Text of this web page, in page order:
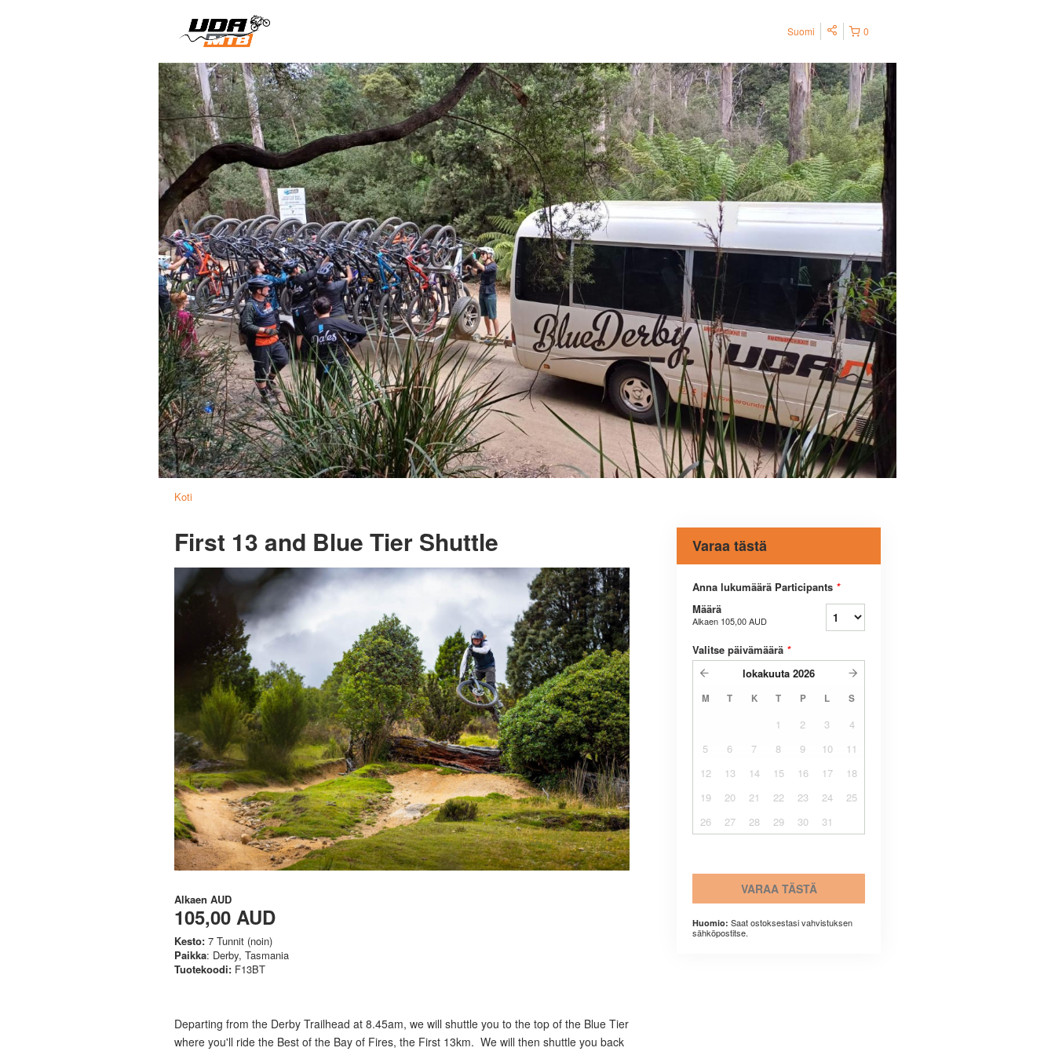
0
Suomi
Koti
First 13 and Blue Tier Shuttle
Alkaen AUD
105,00 AUD
Kesto: 7 Tunnit (noin)
Paikka: Derby, Tasmania
Tuotekoodi: F13BT
Departing from the Derby Trailhead at 8.45am, we will shuttle you to the top of the Blue Tier
where you'll ride the Best of the Bay of Fires, the First 13km. We will then shuttle you back
Varaa tästä
Anna lukumäärä Participants *
Määrä
Alkaen 105,00 AUD
Valitse päivämäärä *
lokakuuta 2026
M T K T P L S
1 2 3
4
5
6 7 8 9 10
11
12
13 14 15 16 17
18
19
20 21 22 23 24
25
26
27 28 29 30 31
VARAA TÄSTÄ
Huomio: Saat ostoksestasi vahvistuksen
sähköpostitse.